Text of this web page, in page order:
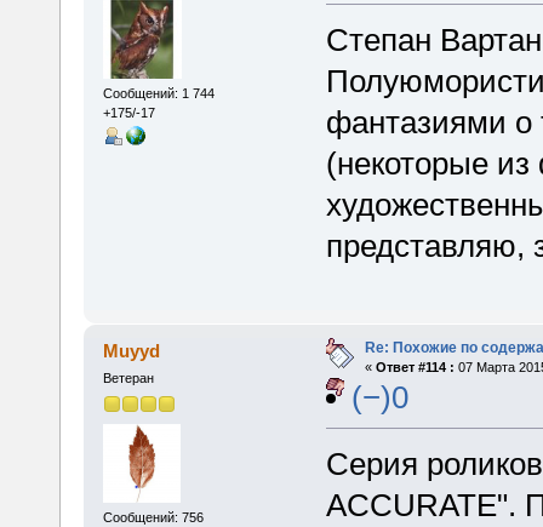
Сообщений: 1 744
+175/-17
Степан
фантазиями о
(некоторые из
Muyyd
Ветеран
Сообщений: 756
Re: Похожие по
« Ответ #114 : 07 Марта
(−)0
Серия
ACCURATE".